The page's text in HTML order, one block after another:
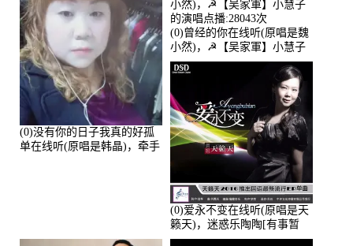
(0)没有你的日子我真的好孤
单在线听(原唱是韩晶)，牵手
(0)曾经的你在线听(原唱是魏
小然)，☭【吴家軍】小慧子
的演唱点播:28043次
(0)爱永不变在线听(原唱是天
籁天)，迷惑乐陶陶[有事暂
离]演唱点播:27678次